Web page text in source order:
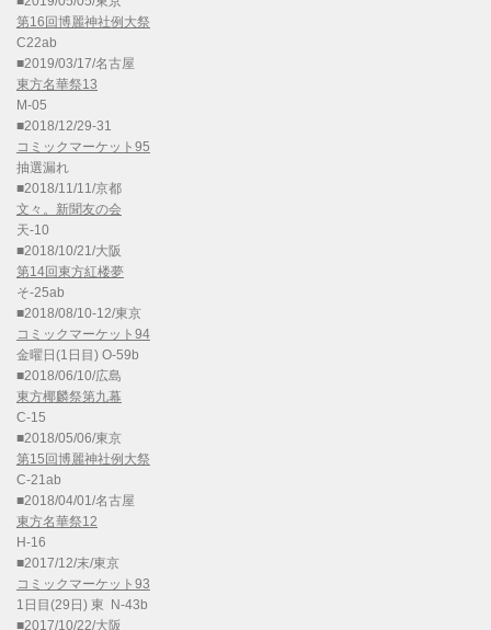
第16回博麗神社例大祭
C22ab
■2019/03/17/名古屋
東方名華祭13
M-05
■2018/12/29-31
コミックマーケット95
抽選漏れ
■2018/11/11/京都
文々。新聞友の会
天-10
■2018/10/21/大阪
第14回東方紅楼夢
そ-25ab
■2018/08/10-12/東京
コミックマーケット94
金曜日(1日目) O-59b
■2018/06/10/広島
東方椰麟祭第九幕
C-15
■2018/05/06/東京
第15回博麗神社例大祭
C-21ab
■2018/04/01/名古屋
東方名華祭12
H-16
■2017/12/末/東京
コミックマーケット93
1日目(29日) 東 N-43b
■2017/10/22/大阪